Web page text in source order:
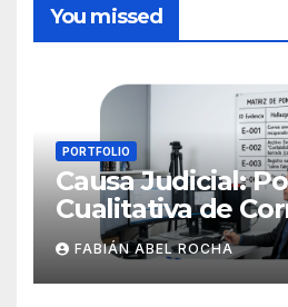
You missed
PORTFOLIO
Causa Judicial:
Cualitativa de
Electrónicos
FABIÁN ABEL ROCHA